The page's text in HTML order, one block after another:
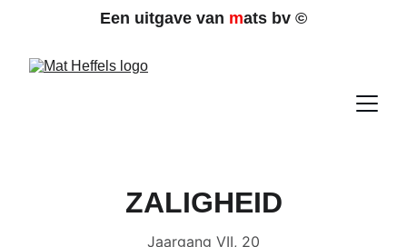
Een uitgave van mats bv ©
ZALIGHEID
Jaargang VII, 20